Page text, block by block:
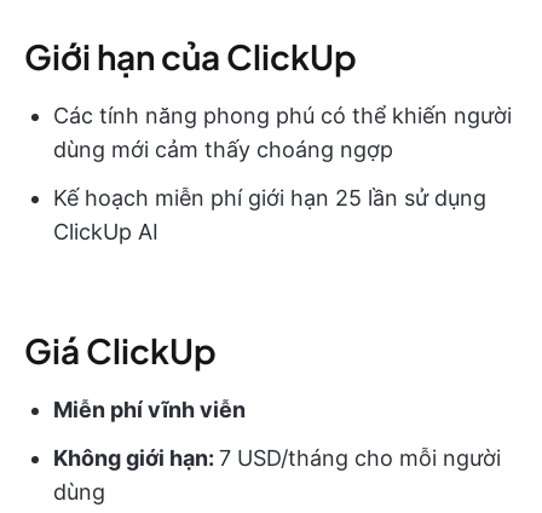
Giới hạn của ClickUp
Các tính năng phong phú có thể khiến người
dùng mới cảm thấy choáng ngợp
Kế hoạch miễn phí giới hạn 25 lần sử dụng
ClickUp AI
Giá ClickUp
Miễn phí vĩnh viễn
Không giới hạn: 7 USD/tháng cho mỗi người
dùng